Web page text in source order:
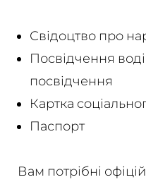
Свідоцтво про
Посвідчення
посвідчення
Картка
Паспорт
Вам потрібні